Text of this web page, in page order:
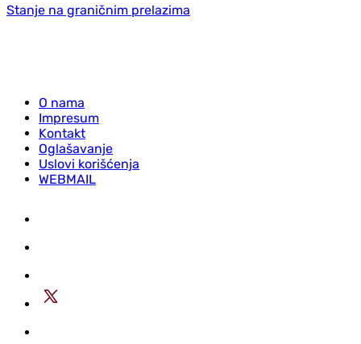
Stanje na graničnim prelazima
O nama
Impresum
Kontakt
Oglašavanje
Uslovi korišćenja
WEBMAIL